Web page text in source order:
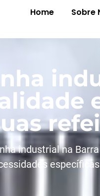
Home Sobre
industrial na